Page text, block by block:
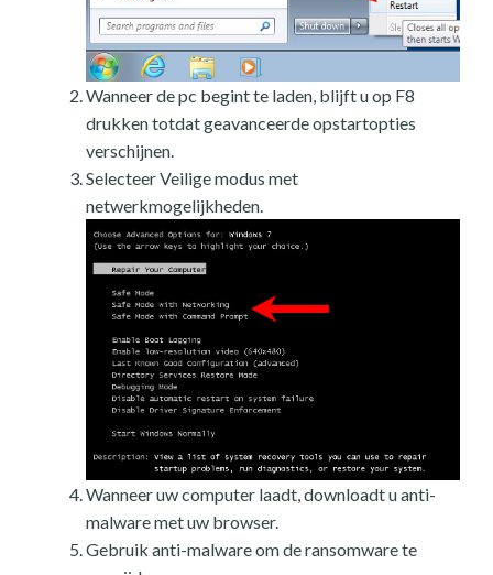
Wanneer de pc begint te laden, blijft u op F8
drukken totdat geavanceerde opstartopties
verschijnen.
Selecteer Veilige modus met
netwerkmogelijkheden.
Wanneer uw computer laadt, downloadt u anti-
malware met uw browser.
Gebruik anti-malware om de ransomware te